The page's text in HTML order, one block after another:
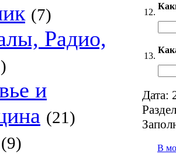
(7)
Радио,
и
(21)
(9)
12.
13.
Дата:
В